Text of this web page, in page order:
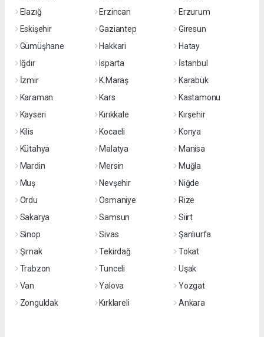
Elazığ
Erzincan
Erzurum
Eskişehir
Gaziantep
Giresun
Gümüşhane
Hakkari
Hatay
Iğdır
Isparta
İstanbul
İzmir
K.Maraş
Karabük
Karaman
Kars
Kastamonu
Kayseri
Kırıkkale
Kırşehir
Kilis
Kocaeli
Konya
Kütahya
Malatya
Manisa
Mardin
Mersin
Muğla
Muş
Nevşehir
Niğde
Ordu
Osmaniye
Rize
Sakarya
Samsun
Siirt
Sinop
Sivas
Şanlıurfa
Şırnak
Tekirdağ
Tokat
Trabzon
Tunceli
Uşak
Van
Yalova
Yozgat
Zonguldak
Kırklareli Ankara